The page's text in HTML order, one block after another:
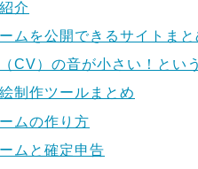
介
ムを公開できるサイトまと
CV）の音が小さい！とい
制作ツールまとめ
ムの作り方
ムと確定申告